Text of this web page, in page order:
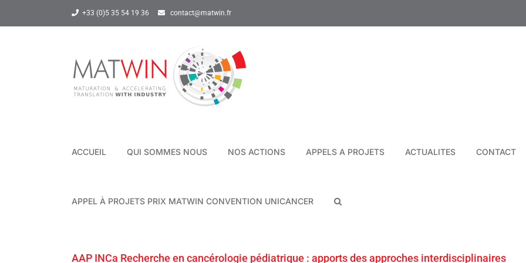
+33 (0)5 35 54 19 36 contact@matwin.fr
ACCUEIL QUI SOMMES NOUS NOS ACTIONS APPELS A PROJETS ACTUALITES CONTACT
APPEL À PROJETS PRIX MATWIN CONVENTION UNICANCER
AAP INCa Recherche en cancérologie pédiatrique : apports des approches interdisciplinaires